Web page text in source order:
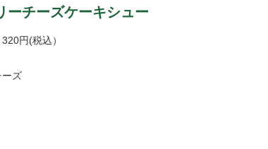
ーチーズケーキシュー
円(税込）
ーズ